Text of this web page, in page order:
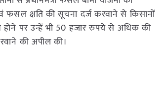
क्षति की सूचना दर्ज करवाने से किसानों
होने पर उन्हें भी 50 हजार रुपये से अधिक की
की अपील की।